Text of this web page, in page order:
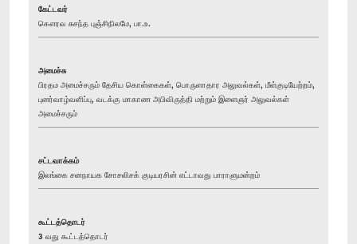
கேட்டவர்
கௌரவ சுசந்த புஞ்சிநிலமே, பா.உ.
அமைச்சு
பிரதம அமைச்சரும் தேசிய கொள்கைகள், பொருளாதார அலுவல்கள், மீள்குடியேற்றம்,
புனர்வாழ்வளிப்பு, வடக்கு மாகாண அபிவிருத்தி மற்றும் இளைஞர் அலுவல்கள்
அமைச்சரும்
சட்டவாக்கம்
இலங்கை சனநாயக சோசலிசக் குடியரசின் எட்டாவது பாராளுமன்றம்
கூட்டத்தொடர்
3 வது கூட்டத்தொடர்